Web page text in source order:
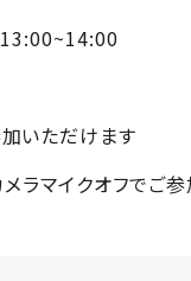
13:00~14:00
いただけます
ラマイクオフでご参